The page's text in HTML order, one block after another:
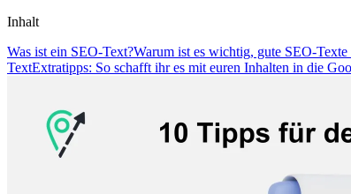
Inhalt
Was ist ein SEO-Text?Warum ist es wichtig, gute SEO-Texte
TextExtratipps: So schafft ihr es mit euren Inhalten in die